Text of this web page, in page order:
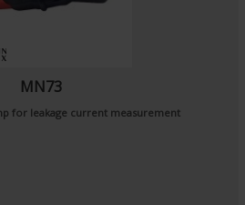
MN73
for leakage current measurement